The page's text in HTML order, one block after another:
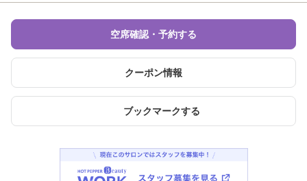
空席確認・予約する
クーポン情報
ブックマークする